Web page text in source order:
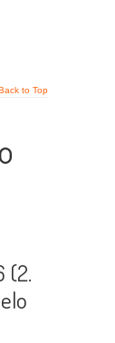
to Top
(2.